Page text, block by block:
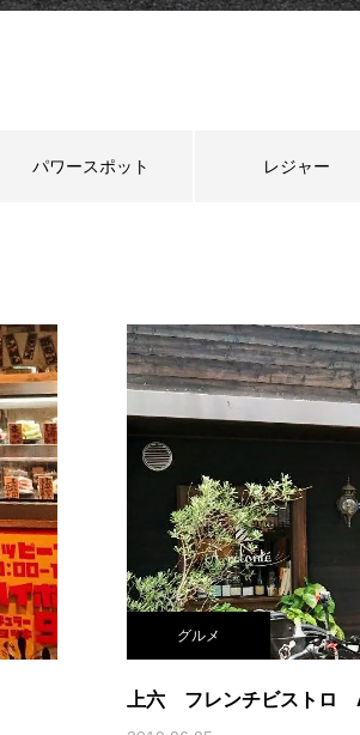
パワースポット レジャー
グルメ
上六 フレンチビストロ